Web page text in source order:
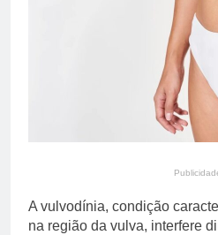
13
de
13
A vulvodínia, condição
na região da vulva, interfere